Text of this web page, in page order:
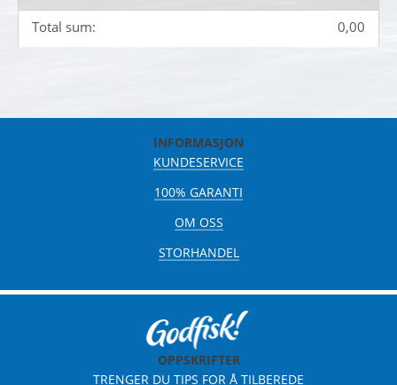
Total sum: 0,00
INFORMASJON
KUNDESERVICE
100% GARANTI
OM OSS
STORHANDEL
OPPSKRIFTER
TRENGER DU TIPS FOR Å TILBEREDE